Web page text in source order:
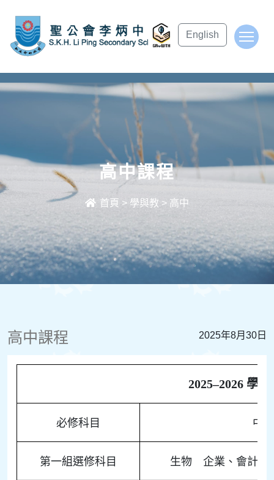
English
高中課程
首頁 > 學與教 > 高中
高中課程 2025年8月30日
2025–2026 學
必修科目 中
第一組選修科目 生物 企業、會計